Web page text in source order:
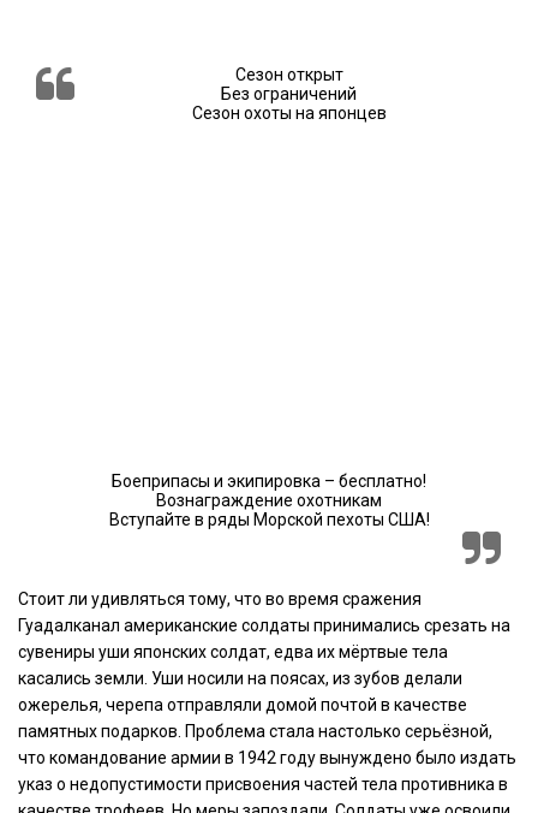
Сезон открыт
Без ограничений
Сезон охоты на японцев
Боеприпасы и экипировка – бесплатно!
Вознаграждение охотникам
Вступайте в ряды Морской пехоты США!
Стоит ли удивляться тому, что во время сражения
Гуадалканал американские солдаты принимались срезать на
сувениры уши японских солдат, едва их мёртвые тела
касались земли. Уши носили на поясах, из зубов делали
ожерелья, черепа отправляли домой почтой в качестве
памятных подарков. Проблема стала настолько серьёзной,
что командование армии в 1942 году вынуждено было издать
указ о недопустимости присвоения частей тела противника в